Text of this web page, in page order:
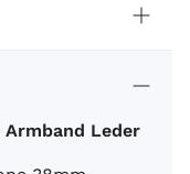
Leder